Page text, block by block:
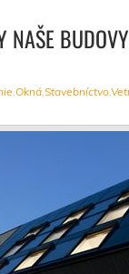
NAŠE
Okná Stavebníctvo